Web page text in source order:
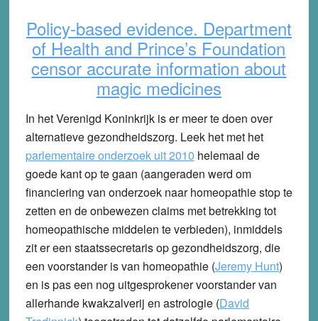
Policy-based evidence. Department
of Health and Prince’s Foundation
censor accurate information about
magic medicines
In het Verenigd Koninkrijk is er meer te doen over
alternatieve gezondheidszorg. Leek het met het
parlementaire onderzoek uit 2010 helemaal de
goede kant op te gaan (aangeraden werd om
financiering van onderzoek naar homeopathie stop te
zetten en de onbewezen claims met betrekking tot
homeopathische middelen te verbieden), inmiddels
zit er een staatssecretaris op gezondheidszorg, die
een voorstander is van homeopathie (Jeremy Hunt)
en is pas een nog uitgesprokener voorstander van
allerhande kwakzalverij en astrologie (David